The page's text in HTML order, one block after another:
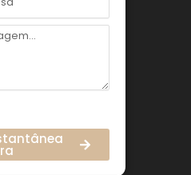
cubetas de
e por que as
de